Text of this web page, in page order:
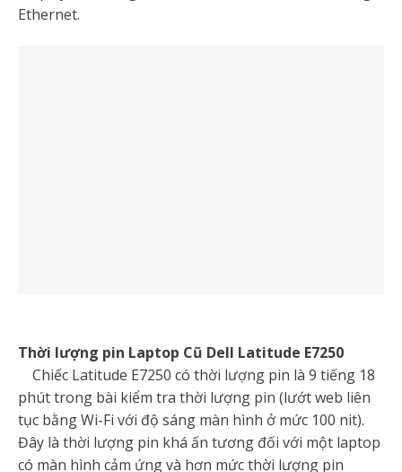
Ethernet.
Thời lượng pin Laptop Cũ Dell Latitude E7250
Chiếc Latitude E7250 có thời lượng pin là 9 tiếng 18
phút trong bài kiểm tra thời lượng pin (lướt web liên
tục bằng Wi-Fi với độ sáng màn hình ở mức 100 nit).
Đây là thời lượng pin khá ấn tương đối với một laptop
có màn hình cảm ứng và hơn mức thời lượng pin